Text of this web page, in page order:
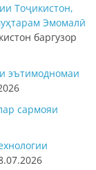
Тоҷикистон,
Эмомалӣ
баргузор
эътимодномаи
сармояи